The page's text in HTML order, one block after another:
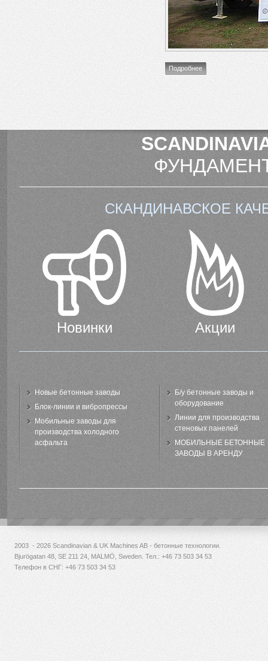
Подробнее
СКАНДИНАВСКОЕ
Новинки Акции
Новые бетонные заводы
Блок-линии и вибропрессы
Мобильные заводы для
производства холодного
асфальта
Б/у бетонные заводы и
оборудование
Линии для производства
стеновых панелей
МОБИЛЬНЫЕ БЕТОННЫЕ
ЗАВОДЫ В АРЕНДУ
2003 - 2026 Scandinavian & UK Machines AB - бетонные технологии.
Bjurögatan 48, SE 211 24, MALMÖ, Sweden. Тел.: +46 73 503 34 53
Телефон в СНГ: +46 73 503 34 53